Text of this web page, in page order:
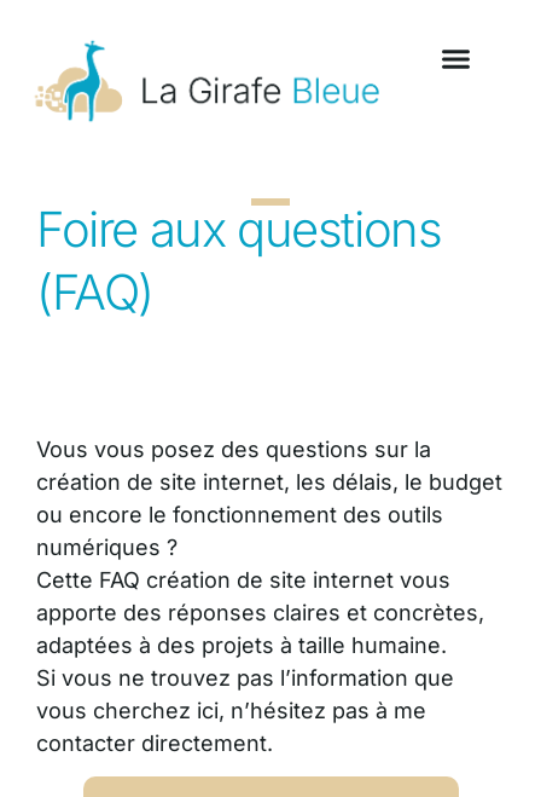
Foire aux questions
(FAQ)
Vous vous posez des questions sur la
création de site internet, les délais, le budget
ou encore le fonctionnement des outils
numériques ?
Cette FAQ création de site internet vous
apporte des réponses claires et concrètes,
adaptées à des projets à taille humaine.
Si vous ne trouvez pas l’information que
vous cherchez ici, n’hésitez pas à me
contacter directement.